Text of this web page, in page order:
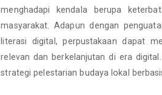
menghadapi kendala berupa
masyarakat. Adapun dengan
literasi digital, perpustakaan dapat
relevan dan berkelanjutan di era
strategi pelestarian budaya lokal